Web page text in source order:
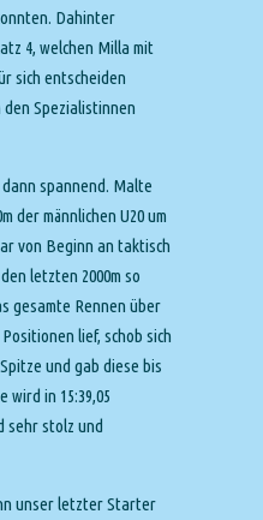
Dahinter
4, welchen Milla mit
sich entscheiden
Spezialistinnen
spannend. Malte
der männlichen U20 um
von Beginn an taktisch
letzten 2000m so
gesamte Rennen über
lief, schob sich
und gab diese bis
wird in 15:39,05
sehr stolz und
unser letzter Starter